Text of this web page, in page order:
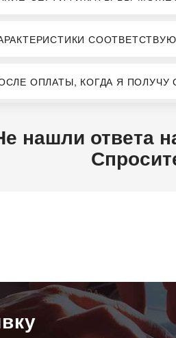
ОПЛАТЫ, КОГДА Я ПОЛУЧУ
нашли ответа